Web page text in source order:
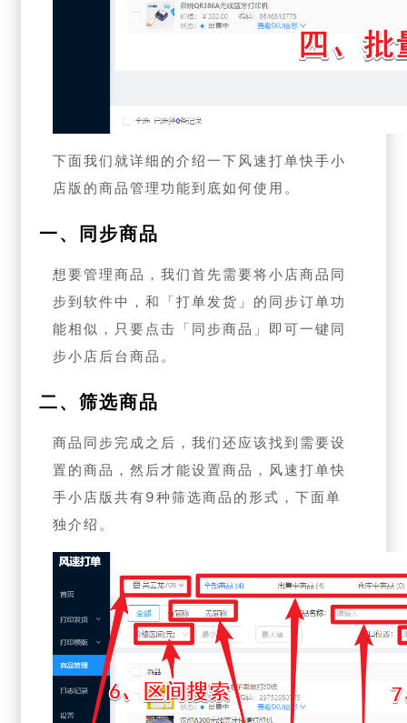
下面我们就详细的介绍一下风速打单快手小
店版的商品管理功能到底如何使用。
一、同步商品
想要管理商品，我们首先需要将小店商品同
步到软件中，和「打单发货」的同步订单功
能相似，只要点击「同步商品」即可一键同
步小店后台商品。
二、筛选商品
商品同步完成之后，我们还应该找到需要设
置的商品，然后才能设置商品，风速打单快
手小店版共有9种筛选商品的形式，下面单
独介绍。